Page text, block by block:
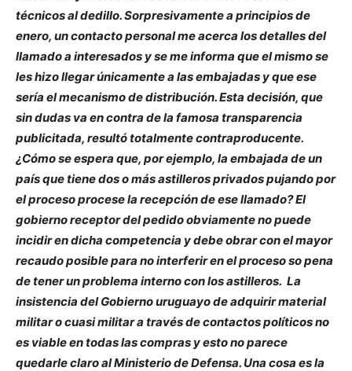
técnicos al dedillo. Sorpresivamente a principios de
enero, un contacto personal me acerca los detalles del
llamado a interesados y se me informa que el mismo se
les hizo llegar únicamente a las embajadas y que ese
sería el mecanismo de distribución. Esta decisión, que
sin dudas va en contra de la famosa transparencia
publicitada, resultó totalmente contraproducente.
¿Cómo se espera que, por ejemplo, la embajada de un
país que tiene dos o más astilleros privados pujando por
el proceso procese la recepción de ese llamado? El
gobierno receptor del pedido obviamente no puede
incidir en dicha competencia y debe obrar con el mayor
recaudo posible para no interferir en el proceso so pena
de tener un problema interno con los astilleros. La
insistencia del Gobierno uruguayo de adquirir material
militar o cuasi militar a través de contactos políticos no
es viable en todas las compras y esto no parece
quedarle claro al Ministerio de Defensa. Una cosa es la